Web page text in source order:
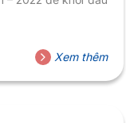
Xem thêm